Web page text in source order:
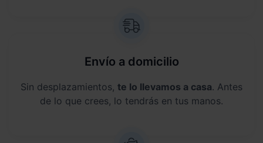
Envío a domicilio
Sin desplazamientos, te lo llevamos a casa. Antes
de lo que crees, lo tendrás en tus manos.